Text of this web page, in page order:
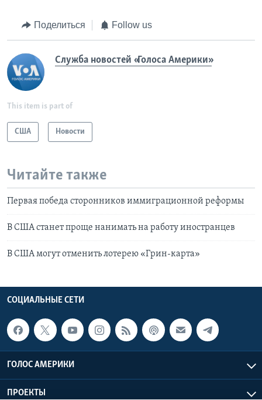
Поделиться Follow us
Служба новостей «Голоса Америки»
This item is part of
США Новости
Читайте также
Первая победа сторонников иммиграционной реформы
В США станет проще нанимать на работу иностранцев
В США могут отменить лотерею «Грин-карта»
СОЦИАЛЬНЫЕ СЕТИ
ГОЛОС АМЕРИКИ
ПРОЕКТЫ